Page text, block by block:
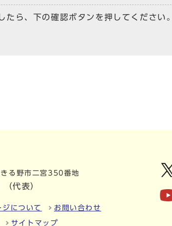
たら、下の確認ボタンを押してください。
る野市二宮350番地
（代表）
について お問い合わせ
サイトマップ